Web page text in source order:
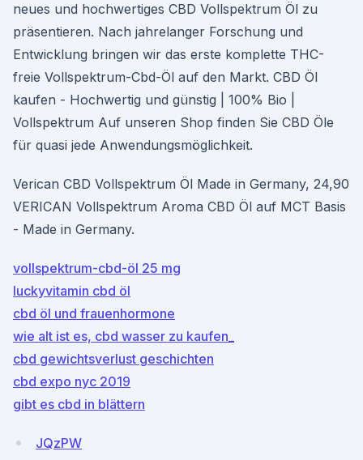
neues und hochwertiges CBD Vollspektrum Öl zu
präsentieren. Nach jahrelanger Forschung und
Entwicklung bringen wir das erste komplette THC-
freie Vollspektrum-Cbd-Öl auf den Markt. CBD Öl
kaufen - Hochwertig und günstig | 100% Bio |
Vollspektrum Auf unseren Shop finden Sie CBD Öle
für quasi jede Anwendungsmöglichkeit.
Verican CBD Vollspektrum Öl Made in Germany, 24,90
VERICAN Vollspektrum Aroma CBD Öl auf MCT Basis
- Made in Germany.
vollspektrum-cbd-öl 25 mg
luckyvitamin cbd öl
cbd öl und frauenhormone
wie alt ist es, cbd wasser zu kaufen_
cbd gewichtsverlust geschichten
cbd expo nyc 2019
gibt es cbd in blättern
JQzPW